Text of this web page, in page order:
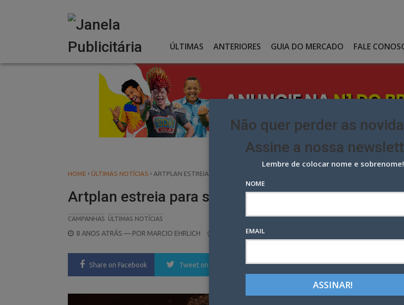
ÚLTIMAS ANTERIORES GUIA DO MERCADO FALE
HOME › ÚLTIMAS NOTÍCIAS › ARTPLAN ESTREIA PARA SORVETES MEGA DA NESTLÉ
Artplan estreia para sorvetes Mega da Nestlé
CAMPANHAS ÚLTIMAS NOTÍCIAS
POSTED
8 ANOS ATRÁS — POR MARCIO EHRLICH
Share on Facebook Tweet on Twitter Google+ LinkedIn Pinterest
Não quer perder as
Assine a nossa
Lembre de colocar nome e sobrenome!
NOME
EMAIL